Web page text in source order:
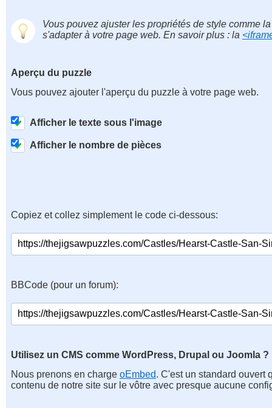
Vous pouvez ajuster les propriétés de style comme
s'adapter à votre page web. En savoir plus : la
Aperçu du puzzle
Vous pouvez ajouter l'aperçu du puzzle à votre page web.
Afficher le texte sous l'image
Afficher le nombre de pièces
Copiez et collez simplement le code ci-dessous:
BBCode (pour un forum):
Utilisez un CMS comme WordPress, Drupal ou Joomla ?
Nous prenons en charge oEmbed. C'est un standard ouvert
contenu de notre site sur le vôtre avec presque aucune